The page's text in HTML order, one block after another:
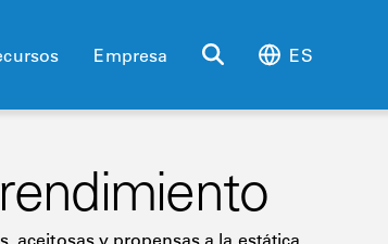
Empresa ES
aceitosas y propensas a la estática